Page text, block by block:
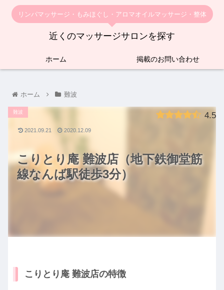
リンパマッサージ・もみほぐし・アロマオイルマッサージ・整体
近くのマッサージサロンを探す
ホーム 掲載のお問い合わせ
ホーム 難波
こりとり庵 難波店（地下鉄御堂筋
線なんば駅徒歩3分）
4.5
難波
2021.09.21 2020.12.09
こりとり庵 難波店の特徴